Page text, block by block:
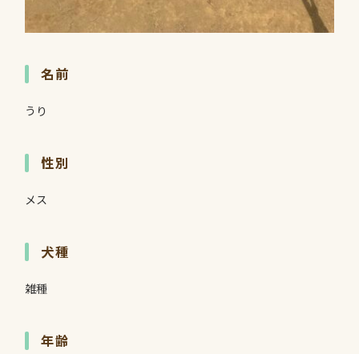
名前
うり
性別
メス
犬種
雑種
年齢